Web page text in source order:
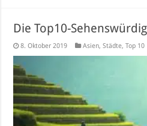
Die Top10-
8. Oktober 2019 Asien,Städte,Top 10